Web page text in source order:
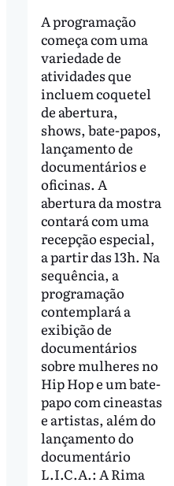
A programação
começa com uma
variedade de
atividades que
incluem coquetel
de abertura,
shows, bate-papos,
lançamento de
documentários e
oficinas. A
abertura da mostra
contará com uma
recepção especial,
a partir das 13h. Na
sequência, a
programação
contemplará a
exibição de
documentários
sobre mulheres no
Hip Hop e um bate-
papo com cineastas
e artistas, além do
lançamento do
documentário
L.I.C.A.: A Rima